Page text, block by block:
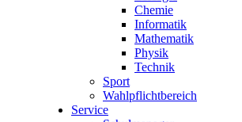
Chemie
Informatik
Mathematik
Physik
Technik
Sport
Wahlpflichtbereich
Service